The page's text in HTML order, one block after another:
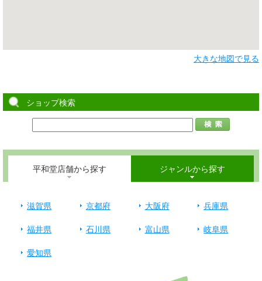
大きな地図で見る
ショップ検索
平和堂店舗から探す ジャンルから探す
滋賀県 京都府 大阪府
兵庫県
福井県
石川県 富山県
岐阜県
愛知県